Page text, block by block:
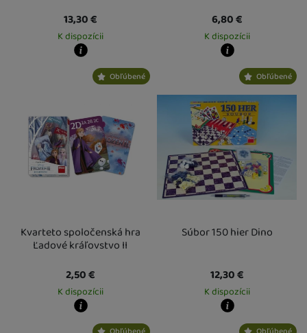
13,30€
K dispozícii
Kdy zboží dostanete?
Osobný odber vo výdajnom mieste
6,80€
K dispozícii
Kdy zboží dostanete?
Osobný odber vo výdajnom mieste
U Vás doma17. 8.
Obľúbené
Kvarteto spoločenská hra
Ľadové kráľovstvo II
2,50€
K dispozícii
Kdy zboží dostanete?
Obľúbené
Súbor 150 hier Dino
12,30€
K dispozícii
Kdy zboží dostanete?